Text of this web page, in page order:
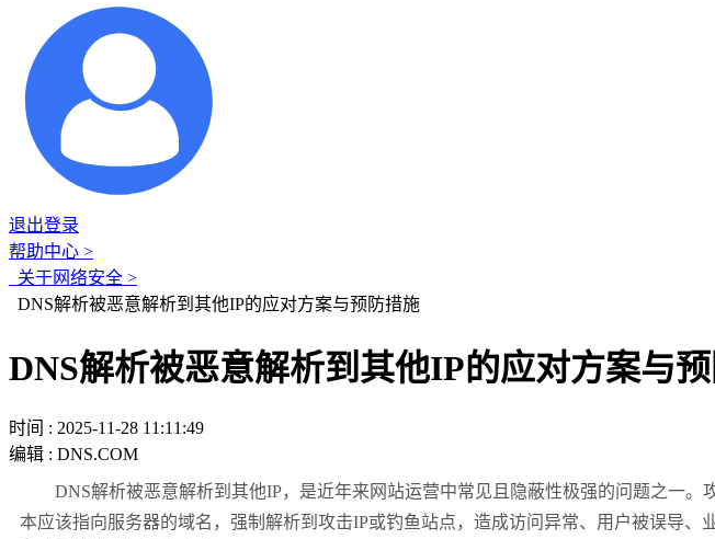
退出登录
帮助中心 >
关于网络安全 >
DNS解析被恶意解析到其他IP的应对方案与预防措施
DNS解析被恶意解析到其他IP的应对方案与
时间 : 2025-11-28 11:11:49
编辑 : DNS.COM
DNS解析被恶意解析到其他IP，是近年来网站运营中常见且隐蔽性极强的问题之一。
本应该指向服务器的域名，强制解析到攻击IP或钓鱼站点，造成访问异常、用户被误导